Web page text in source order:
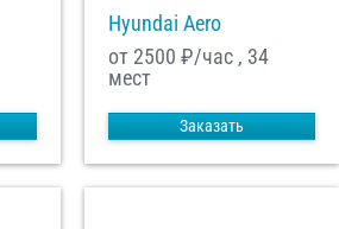
Hyundai Aero
от 2500 ₽/час , 34
мест
Заказать